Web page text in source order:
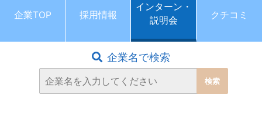
企業TOP 採用情報
インターン・
説明会
クチコミ
企業名で検索